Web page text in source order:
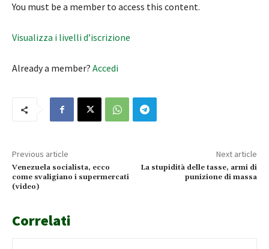
You must be a member to access this content.
Visualizza i livelli d’iscrizione
Already a member? Accedi
Previous article
Venezuela socialista, ecco
come svaligiano i supermercati
(video)
Next article
La stupidità delle tasse, armi di
punizione di massa
Correlati